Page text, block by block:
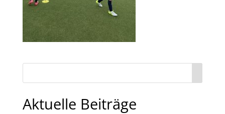
Aktuelle Beiträge